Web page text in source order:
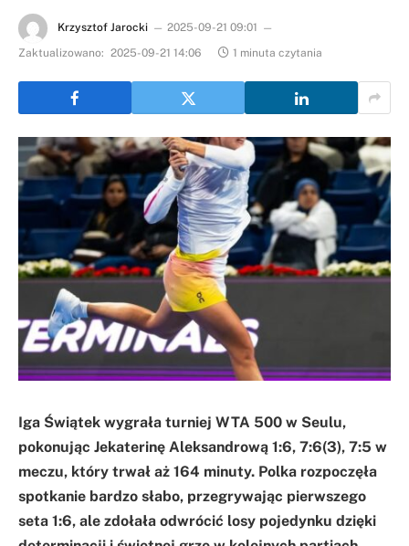
Krzysztof Jarocki
2025-09-21 09:01
Zaktualizowano: 2025-09-21 14:06 1 minuta czytania
Iga Świątek wygrała turniej WTA 500 w Seulu,
pokonując Jekaterinę Aleksandrową 1:6, 7:6(3), 7:5 w
meczu, który trwał aż 164 minuty. Polka rozpoczęła
spotkanie bardzo słabo, przegrywając pierwszego
seta 1:6, ale zdołała odwrócić losy pojedynku dzięki